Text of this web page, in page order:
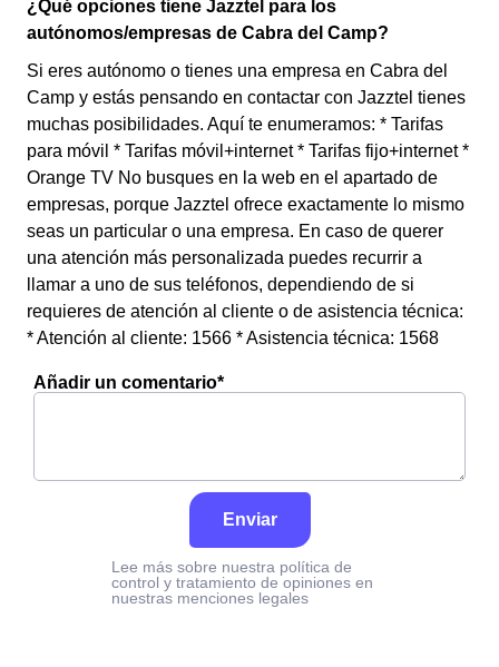
¿Qué opciones tiene Jazztel para los
autónomos/empresas de Cabra del Camp?
Si eres autónomo o tienes una empresa en Cabra del
Camp y estás pensando en contactar con Jazztel tienes
muchas posibilidades. Aquí te enumeramos: * Tarifas
para móvil * Tarifas móvil+internet * Tarifas fijo+internet *
Orange TV No busques en la web en el apartado de
empresas, porque Jazztel ofrece exactamente lo mismo
seas un particular o una empresa. En caso de querer
una atención más personalizada puedes recurrir a
llamar a uno de sus teléfonos, dependiendo de si
requieres de atención al cliente o de asistencia técnica:
* Atención al cliente: 1566 * Asistencia técnica: 1568
Añadir un comentario*
Enviar
Lee más sobre nuestra política de
control y tratamiento de opiniones en
nuestras menciones legales